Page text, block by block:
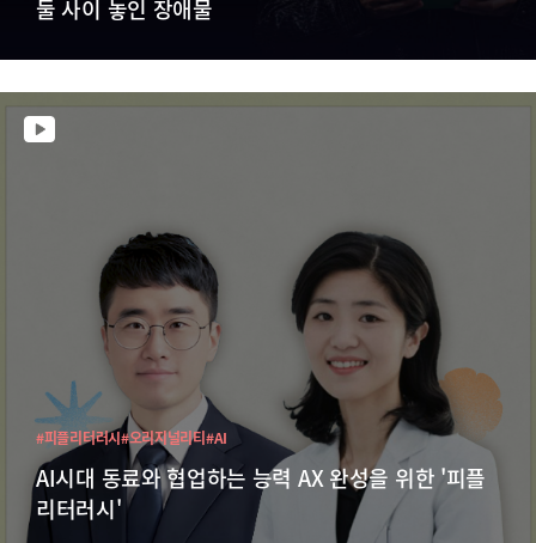
둘 사이 놓인 장애물
AI시대 동료와 협업하는 능력 AX 완성을 위한 '피플
리터러시'
#피플리터러시#오리지널리티#AI